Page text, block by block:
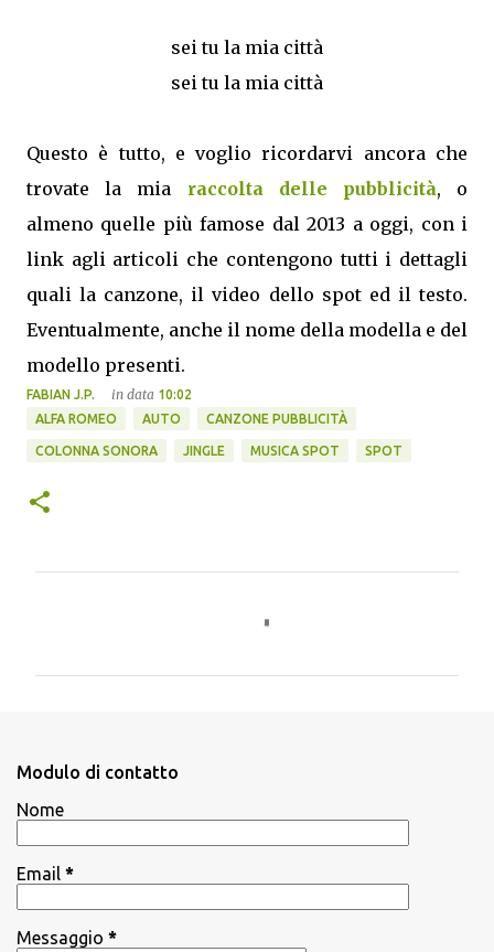
sei tu la mia città
sei tu la mia città
Questo è tutto, e voglio ricordarvi ancora che
trovate la mia raccolta delle pubblicità, o
almeno quelle più famose dal 2013 a oggi, con i
link agli articoli che contengono tutti i dettagli
quali la canzone, il video dello spot ed il testo.
Eventualmente, anche il nome della modella e del
modello presenti.
FABIAN J.P. in data 10:02
ALFA ROMEO
AUTO CANZONE PUBBLICITÀ
COLONNA SONORA JINGLE MUSICA SPOT SPOT
i
Modulo di contatto
Nome
Email *
Messaggio *